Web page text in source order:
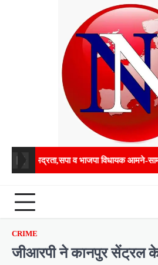
व भाजपा विधायक आमने-सामने
CRIME
जीआरपी ने कानपुर सेंट्रल